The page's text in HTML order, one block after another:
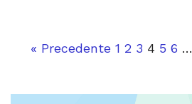
« Precedente 1 2 3 4 5 6 …